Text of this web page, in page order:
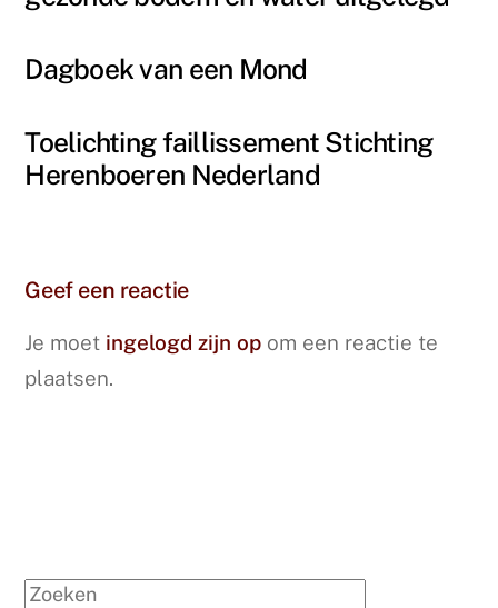
Dagboek van een Mond
Toelichting faillissement Stichting
Herenboeren Nederland
Geef een reactie
Je moet ingelogd zijn op om een reactie te
plaatsen.
Zoeken